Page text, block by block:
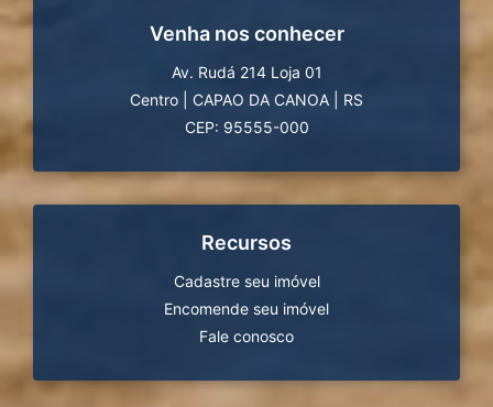
Venha nos conhecer
Av. Rudá 214 Loja 01
Centro
CAPAO DA CANOA
RS
CEP: 95555-000
Recursos
Cadastre seu imóvel
Encomende seu imóvel
Fale conosco